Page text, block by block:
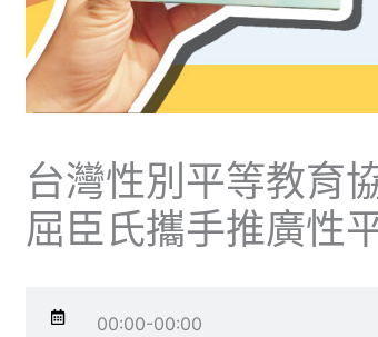
台灣性別平等教育
屈臣氏攜手推廣性
00:00-00:00